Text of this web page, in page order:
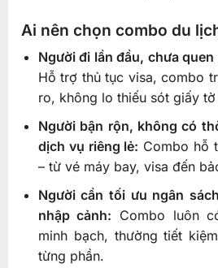
Ai nên chọn combo du
Người đi lần đầu, chưa
Hỗ trợ thủ tục visa, combo
ro, không lo thiếu sót giấy
Người bận rộn, không có
dịch vụ riêng lẻ: Combo hỗ
– từ vé máy bay, visa đến
Người cần tối ưu ngân
nhập cảnh: Combo luôn
minh bạch, thường tiết
từng phần.